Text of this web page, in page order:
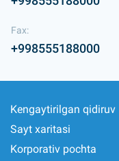
Fax:
+998555188000
Kengaytirilgan qidiruv
Sayt xaritasi
Korporativ pochta